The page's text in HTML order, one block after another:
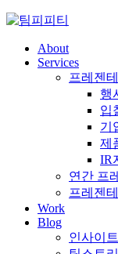
Skip
contentAbout
Services
프레젠
행
입
기
제
IR
연간 프
프레젠
Work
Blog
인사이트